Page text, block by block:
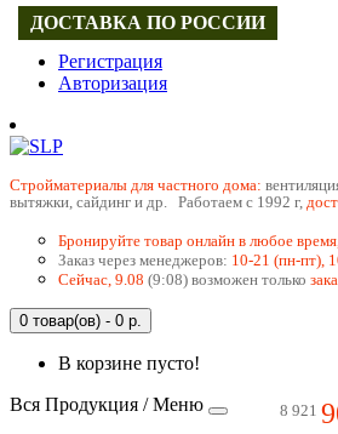
Регистрация
Авторизация
Cтройматериалы для частного дома:
вытяжки, сайдинг и др. Работаем с 1992 г,
Бронируйте товар онлайн в любое
Заказ через менеджеров: 10-21 (пн-пт),
Сейчас, 9.08 (9:08) возможен только
0 товар(ов) - 0 р.
В корзине пусто!
8 921
Вся Продукция / Меню
ДОСТАВКА ПО РОССИИ